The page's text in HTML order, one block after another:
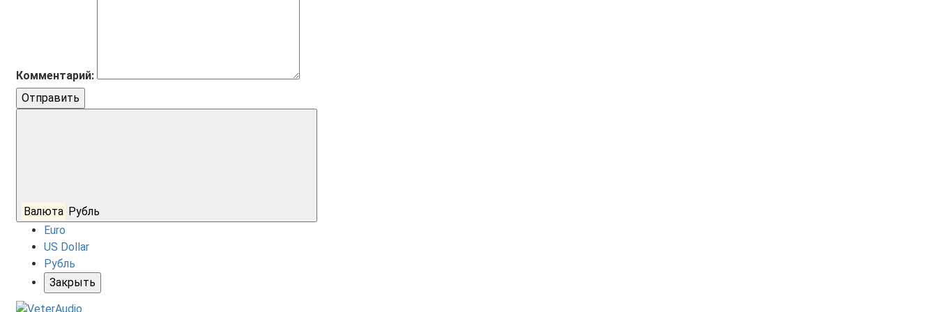
Комментарий:
Отправить
Валюта Рубль
Euro
US Dollar
Рубль
Закрыть